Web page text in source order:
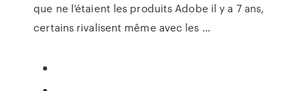
que ne l’étaient les produits Adobe il y a 7 ans,
certains rivalisent même avec les …